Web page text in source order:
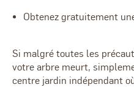
Obtenez gratuitement
Si malgré toutes les
votre arbre meurt,
centre jardin indépendant